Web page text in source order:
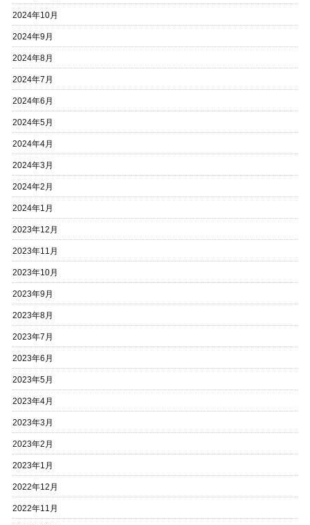
2024年10月
2024年9月
2024年8月
2024年7月
2024年6月
2024年5月
2024年4月
2024年3月
2024年2月
2024年1月
2023年12月
2023年11月
2023年10月
2023年9月
2023年8月
2023年7月
2023年6月
2023年5月
2023年4月
2023年3月
2023年2月
2023年1月
2022年12月
2022年11月